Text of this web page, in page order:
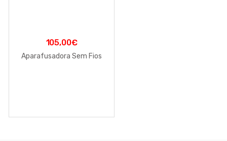
105,00€
Aparafusadora Sem Fios